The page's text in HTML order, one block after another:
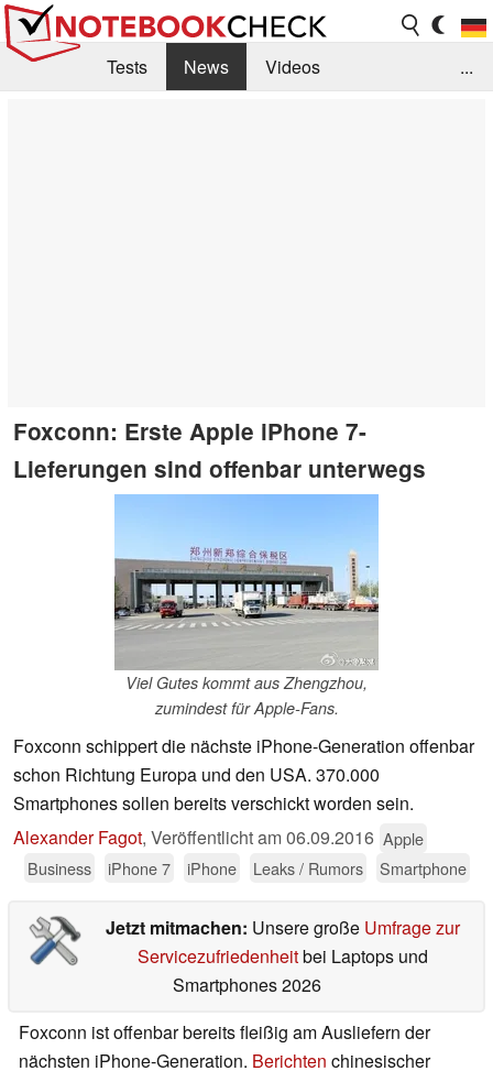
Tests News
Videos
...
Foxconn: Erste Apple iPhone 7-
Lieferungen sind offenbar unterwegs
Viel Gutes kommt aus Zhengzhou,
zumindest für Apple-Fans.
Foxconn schippert die nächste iPhone-Generation offenbar
schon Richtung Europa und den USA. 370.000
Smartphones sollen bereits verschickt worden sein.
Alexander Fagot, Veröffentlicht am06.09.2016 Apple
Business
iPhone 7 iPhone Leaks / Rumors Smartphone
Jetzt mitmachen: Unsere große Umfrage zur
Servicezufriedenheitbei Laptops und
Smartphones 2026
Foxconn ist offenbar bereits fleißig am Ausliefern der
nächsten iPhone-Generation. Berichten chinesischer